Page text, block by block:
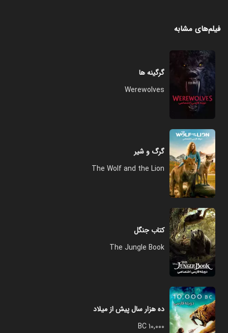
فیلم‌های مشابه
گرگینه ها
Werewolves
گرگ و شیر
The Wolf and the Lion
کتاب جنگل
The Jungle Book
ده هزار سال پیش از میلاد
10,000 BC